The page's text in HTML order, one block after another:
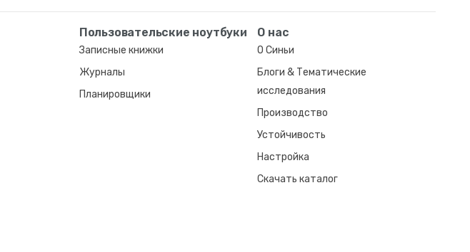
Пользовательские ноутбуки
Записные книжки
Журналы
Планировщики
О нас
О Синьи
Блоги & Тематические
исследования
Производство
Устойчивость
Настройка
Скачать каталог